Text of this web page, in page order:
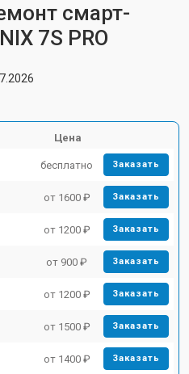
смарт-
7S PRO
Цена
бесплатно Заказать
от 1600 ₽ Заказать
от 1200 ₽ Заказать
от 900 ₽ Заказать
от 1200 ₽ Заказать
от 1500 ₽ Заказать
от 1400 ₽ Заказать